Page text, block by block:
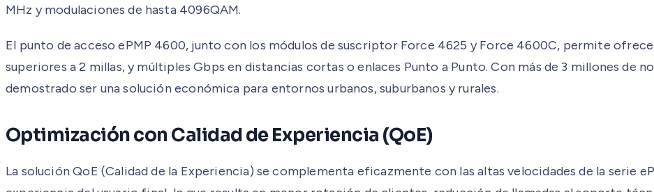
MHz y modulaciones de hasta 4096QAM.
El punto de acceso ePMP 4600, junto con los módulos de suscriptor Force 4625 y Force 4600C, permite
superiores a 2 millas, y múltiples Gbps en distancias cortas o enlaces Punto a Punto. Con más de 3 millones de
demostrado ser una solución económica para entornos urbanos, suburbanos y rurales.
Optimización con Calidad de Experiencia (QoE)
La solución QoE (Calidad de la Experiencia) se complementa eficazmente con las altas velocidades de la serie